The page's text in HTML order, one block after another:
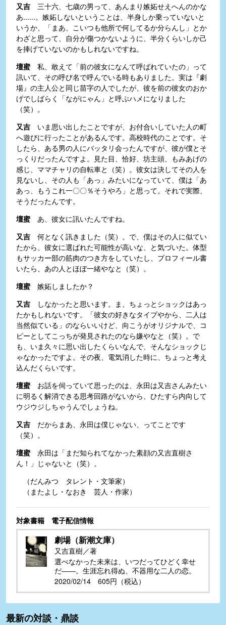
又吉 三十六、七歳の男って、あんまり嫉妬せえへんのかな
あ......。嫉妬しないということは、半身しか乗っていないと
いうか、「まあ、こいつも他所で何してるか分らんし」とか
わざと思って、自分が傷つかないように、半分くらいしか己
を捧げていないのかもしれないですね。
壇蜜 私、敢えて「前の彼女になんて呼ばれていたの」って
訊いて、その呼び名で呼んでいる時もありました。実は『劇
場』の主人公と同じ苗字の人でしたが、彼を前の彼女のおか
げでしばらく「ながにゃん」と呼ぶハメになりました
（笑）。
又吉 いま思い出したことですが、お付合いしていた人の町
へ遊びに行ったことがあるんです。高校時代のことです。そ
したら、ある男の人にバッタリ会ったんですが、彼が僕とそ
っくりだったんですよ。見た目、恰好、坊主頭、もみあげの
感じ、ママチャリの自転車と（笑）。彼女は決してその人を
見ないし、その人も「あっ」みたいになっていて、僕は「あ
あっ、もうこれ一〇〇％そうやろ」と思って。それで実際、
そうだったんです。
壇蜜 あ、彼女に訊いたんですね。
又吉 何となく訊きました（笑）。で、僕はその人に似てい
たから、彼女に選ばれた可能性が高いな、と気づいた。体型
もサッカー部の筋肉のつき方をしていたし、プロフィール書
いたら、あの人とほぼ一緒やなと（笑）。
壇蜜 嫉妬しましたか？
又吉 しなかったと思います。ま、ちょっとショックはあっ
たかもしれないです。「彼女の好きなタイプやから、二人は
当然似ている」のならいいけど、向こうがオリジナルで、コ
ピーとしてこっちが発見されたのなら嫌やなと（笑）。で
も、いま久々に思い出したくらいなんで、そんなショックじ
ゃなかったですよ。その夜、電気消した時に、ちょっと考え
込んだくらいです。
壇蜜 お話を伺っていて思ったのは、永田は又吉さんみたい
に明るく解消できる思考回路がないから、ひたすら内向して
ウジウジしちゃうんでしょうね。
又吉 だからまあ、永田は僕じゃない、ってことです
（笑）。
壇蜜 永田は「まだ知られてなかった素顔の又吉直樹さ
ん！」じゃないと（笑）。
（だんみつ タレント・文筆家）
（またよし・なおき 芸人・作家）
対象書籍 電子配信情報
劇場（新潮文庫）
又吉直樹／著
選べなかった未来は、いつだってひどく幸せ
だ――。生涯忘れ得ぬ、不器用な二人の恋。
2020/02/14 605円（税込）
最新の対談・鼎談